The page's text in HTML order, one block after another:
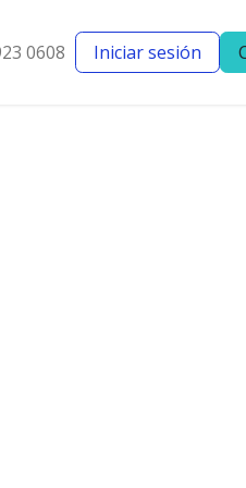
Blog
0608 Iniciar sesión